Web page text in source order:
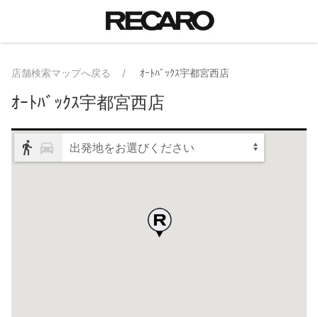
店舗検索マップへ戻る ｵｰﾄﾊﾞｯｸｽ宇都宮西店
ｵｰﾄﾊﾞｯｸｽ宇都宮西店
出発地をお選びください